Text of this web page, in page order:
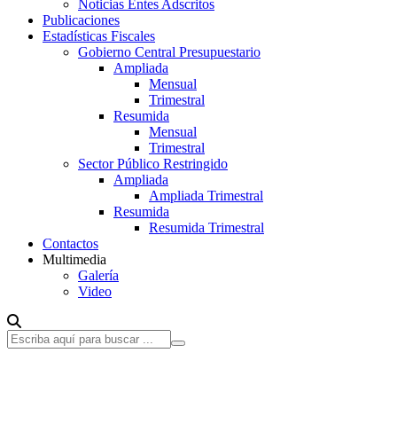
Noticias Entes Adscritos
Publicaciones
Estadísticas Fiscales
Gobierno Central Presupuestario
Ampliada
Mensual
Trimestral
Resumida
Mensual
Trimestral
Sector Público Restringido
Ampliada
Ampliada Trimestral
Resumida
Resumida Trimestral
Contactos
Multimedia
Galería
Video